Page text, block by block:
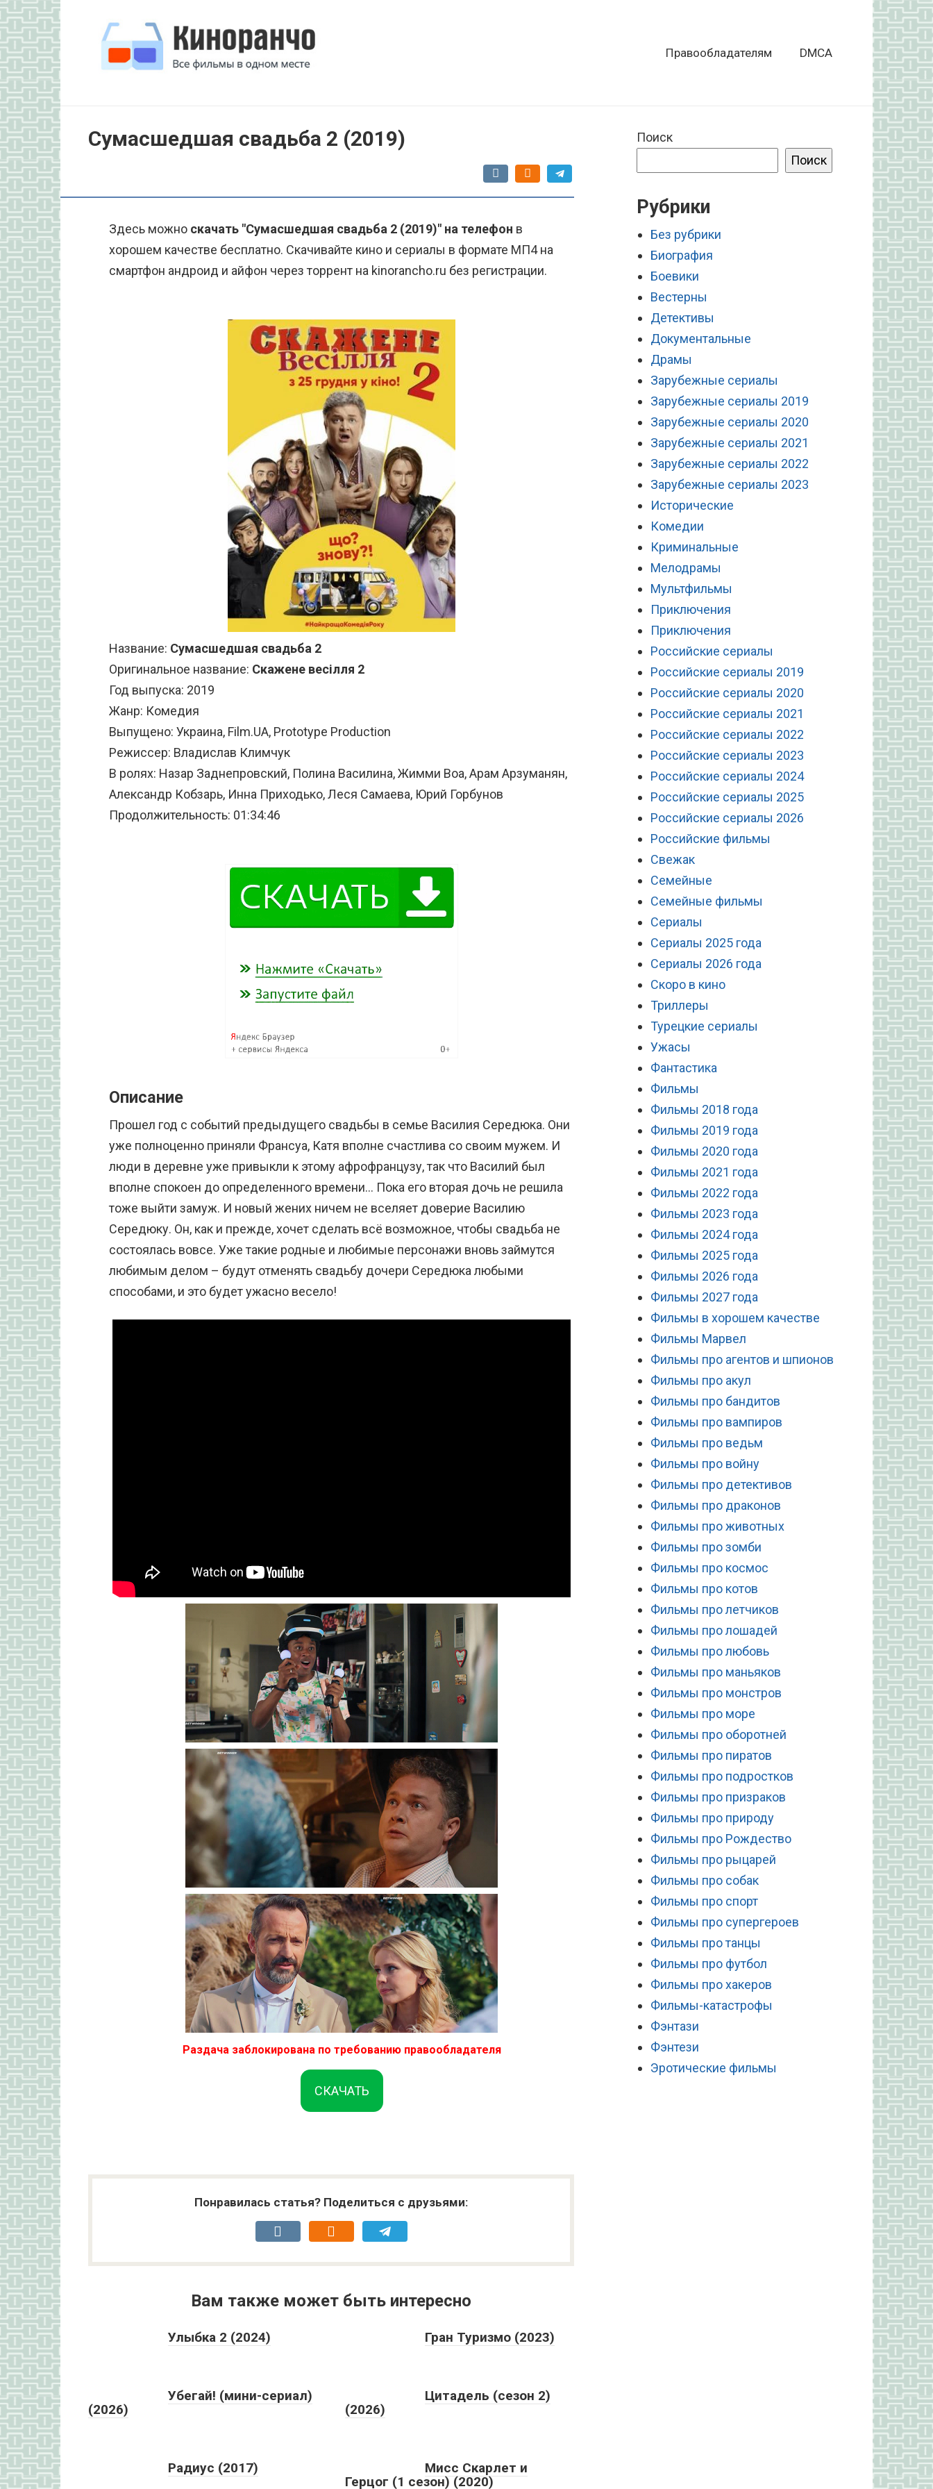
Перейти
к
контенту
Правообладателям DMCA
Сумасшедшая свадьба 2 (2019)
Здесь можно скачать "Сумасшедшая свадьба 2 (2019)" на телефон в
хорошем качестве бесплатно. Скачивайте кино и сериалы в формате МП4 на
смартфон андроид и айфон через торрент на kinorancho.ru без регистрации.
Название: Сумасшедшая свадьба 2
Оригинальное название: Скажене весілля 2
Год выпуска: 2019
Жанр: Комедия
Выпущено: Украина, Film.UA, Prototype Production
Режиссер: Владислав Климчук
В ролях: Назар Заднепровский, Полина Василина, Жимми Воа, Арам Арзуманян,
Александр Кобзарь, Инна Приходько, Леся Самаева, Юрий Горбунов
Продолжительность: 01:34:46
Описание
Прошел год с событий предыдущего свадьбы в семье Василия Середюка. Они
уже полноценно приняли Франсуа, Катя вполне счастлива со своим мужем. И
люди в деревне уже привыкли к этому афрофранцузу, так что Василий был
вполне спокоен до определенного времени… Пока его вторая дочь не решила
тоже выйти замуж. И новый жених ничем не вселяет доверие Василию
Середюку. Он, как и прежде, хочет сделать всё возможное, чтобы свадьба не
состоялась вовсе. Уже такие родные и любимые персонажи вновь займутся
любимым делом – будут отменять свадьбу дочери Середюка любыми
способами, и это будет ужасно весело!
Раздача заблокирована по требованию правообладателя
СКАЧАТЬ
Понравилась статья? Поделиться с друзьями:
Вам также может быть интересно
Улыбка 2 (2024) Гран Туризмо (2023)
Убегай! (мини-сериал)
(2026)
Цитадель (сезон 2)
(2026)
Радиус (2017)
Мисс Скарлет и
Герцог (1 сезон) (2020)
Поиск
Поиск
Рубрики
Без рубрики
Биография
Боевики
Вестерны
Детективы
Документальные
Драмы
Зарубежные сериалы
Зарубежные сериалы 2019
Зарубежные сериалы 2020
Зарубежные сериалы 2021
Зарубежные сериалы 2022
Зарубежные сериалы 2023
Исторические
Комедии
Криминальные
Мелодрамы
Мультфильмы
Приключения
Приключения
Российские сериалы
Российские сериалы 2019
Российские сериалы 2020
Российские сериалы 2021
Российские сериалы 2022
Российские сериалы 2023
Российские сериалы 2024
Российские сериалы 2025
Российские сериалы 2026
Российские фильмы
Свежак
Семейные
Семейные фильмы
Сериалы
Сериалы 2025 года
Сериалы 2026 года
Скоро в кино
Триллеры
Турецкие сериалы
Ужасы
Фантастика
Фильмы
Фильмы 2018 года
Фильмы 2019 года
Фильмы 2020 года
Фильмы 2021 года
Фильмы 2022 года
Фильмы 2023 года
Фильмы 2024 года
Фильмы 2025 года
Фильмы 2026 года
Фильмы 2027 года
Фильмы в хорошем качестве
Фильмы Марвел
Фильмы про агентов и шпионов
Фильмы про акул
Фильмы про бандитов
Фильмы про вампиров
Фильмы про ведьм
Фильмы про войну
Фильмы про детективов
Фильмы про драконов
Фильмы про животных
Фильмы про зомби
Фильмы про космос
Фильмы про котов
Фильмы про летчиков
Фильмы про лошадей
Фильмы про любовь
Фильмы про маньяков
Фильмы про монстров
Фильмы про море
Фильмы про оборотней
Фильмы про пиратов
Фильмы про подростков
Фильмы про призраков
Фильмы про природу
Фильмы про Рождество
Фильмы про рыцарей
Фильмы про собак
Фильмы про спорт
Фильмы про супергероев
Фильмы про танцы
Фильмы про футбол
Фильмы про хакеров
Фильмы-катастрофы
Фэнтази
Фэнтези
Эротические фильмы